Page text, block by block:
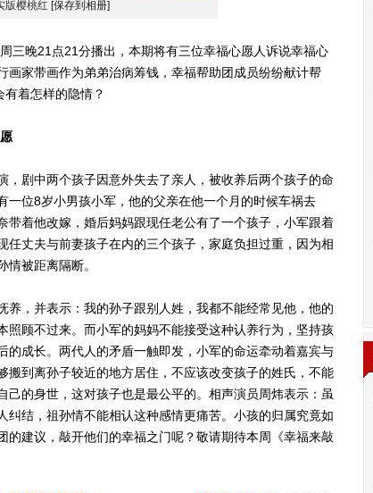
版樱桃红 [保存到相册]
晚21点21分播出，本期将有三位幸福心愿人诉说幸福心
画家带画作为弟弟治病筹钱，幸福帮助团成员纷纷献计帮
有着怎样的隐情？
剧中两个孩子因意外失去了亲人，被收养后两个孩子的命
一位8岁小男孩小军，他的父亲在他一个月的时候车祸去
带着他改嫁，婚后妈妈跟现任老公有了一个孩子，小军跟着
任丈夫与前妻孩子在内的三个孩子，家庭负担过重，因为相
被距离隔断。
，并表示：我的孙子跟别人姓，我都不能经常见他，他的
照顾不过来。而小军的妈妈不能接受这种认养行为，坚持孩
的成长。两代人的矛盾一触即发，小军的命运牵动着嘉宾与
搬到离孙子较近的地方居住，不应该改变孩子的姓氏，不能
的身世，这对孩子也是最公平的。相声演员周炜表示：虽
纠结，祖孙情不能相认这种感情更痛苦。小孩的归属究竟如
的建议，敲开他们的幸福之门呢？敬请期待本周《幸福来敲